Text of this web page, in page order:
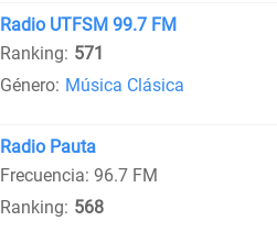
Radio UTFSM 99.7 FM
Ranking: 571
Género: Música Clásica
Radio Pauta
Frecuencia: 96.7 FM
Ranking: 568